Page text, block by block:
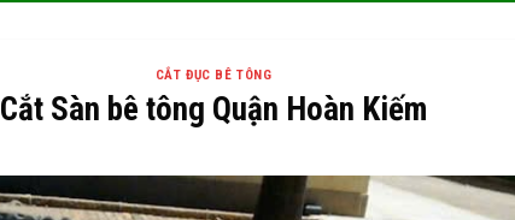
CẮT ĐỤC BÊ TÔNG
Cắt Sàn bê tông Quận Hoàn Kiếm